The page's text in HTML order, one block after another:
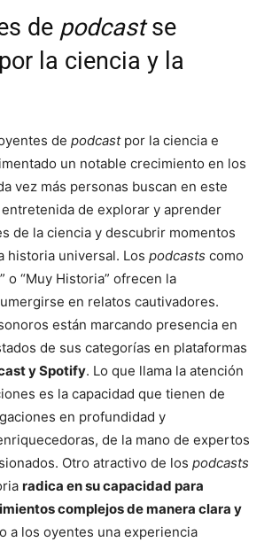
de podcastse
la ciencia y la
de podcastpor la ciencia e
un notable crecimiento en los
vez más personas buscan en este
de explorar y aprender
de la ciencia y descubrir momentos
historia universal. Los podcasts como
o “Muy Historia” ofrecen la
en relatos cautivadores.
están marcando presencia en
de sus categorías en plataformas
y Spotify. Lo que llama la atención
es la capacidad que tienen de
en profundidad y
de la mano de expertos
Otro atractivo de los podcasts
radica en su capacidad para
complejos de manera clara y
a los oyentes una experiencia